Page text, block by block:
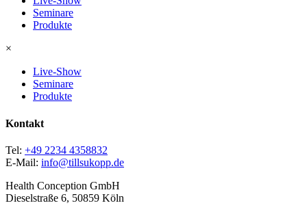
Seminare
Produkte
×
Live-Show
Seminare
Produkte
Kontakt
Tel: +49 2234 4358832
E-Mail: info@tillsukopp.de
Health Conception GmbH
Dieselstraße 6, 50859 Köln